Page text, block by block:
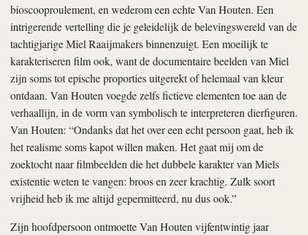
bioscooproulement, en wederom een echte Van Houten. Een
intrigerende vertelling die je geleidelijk de belevingswereld van de
tachtigjarige Miel Raaijmakers binnenzuigt. Een moeilijk te
karakteriseren film ook, want de documentaire beelden van Miel
zijn soms tot epische proporties uitgerekt of helemaal van kleur
ontdaan. Van Houten voegde zelfs fictieve elementen toe aan de
verhaallijn, in de vorm van symbolisch te interpreteren dierfiguren.
Van Houten: “Ondanks dat het over een echt persoon gaat, heb ik
het realisme soms kapot willen maken. Het gaat mij om de
zoektocht naar filmbeelden die het dubbele karakter van Miels
existentie weten te vangen: broos en zeer krachtig. Zulk soort
vrijheid heb ik me altijd gepermitteerd, nu dus ook.”
Zijn hoofdpersoon ontmoette Van Houten vijfentwintig jaar